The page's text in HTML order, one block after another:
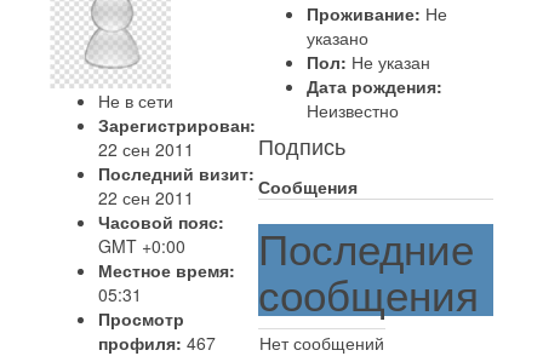
Не в сети
Зарегистрирован:
22 сен 2011
Последний визит:
22 сен 2011
Часовой пояс:
GMT +0:00
Местное время:
05:31
Просмотр
профиля: 467
Проживание: Не
указано
Пол: Не указан
Дата рождения:
Неизвестно
Подпись
Сообщения
Последние
сообщения
Нет сообщений